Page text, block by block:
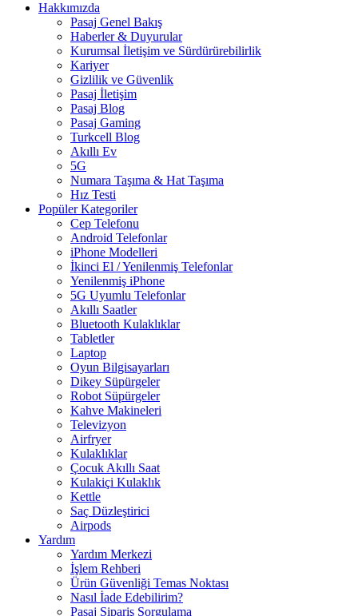
Hakkımızda
Pasaj Genel Bakış
Haberler & Duyurular
Kurumsal İletişim ve Sürdürürebilirlik
Kariyer
Gizlilik ve Güvenlik
Pasaj İletişim
Pasaj Blog
Pasaj Gaming
Turkcell Blog
Akıllı Ev
5G
Numara Taşıma & Hat Taşıma
Hız Testi
Popüler Kategoriler
Cep Telefonu
Android Telefonlar
iPhone Modelleri
İkinci El / Yenilenmiş Telefonlar
Yenilenmiş iPhone
5G Uyumlu Telefonlar
Akıllı Saatler
Bluetooth Kulaklıklar
Tabletler
Laptop
Oyun Bilgisayarları
Dikey Süpürgeler
Robot Süpürgeler
Kahve Makineleri
Televizyon
Airfryer
Kulaklıklar
Çocuk Akıllı Saat
Kulakiçi Kulaklık
Kettle
Saç Düzleştirici
Airpods
Yardım
Yardım Merkezi
İşlem Rehberi
Ürün Güvenliği Temas Noktası
Nasıl İade Edebilirim?
Pasaj Sipariş Sorgulama